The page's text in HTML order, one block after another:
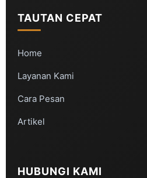
TAUTAN CEPAT
Home
Layanan Kami
Cara Pesan
Artikel
HUBUNGI KAMI